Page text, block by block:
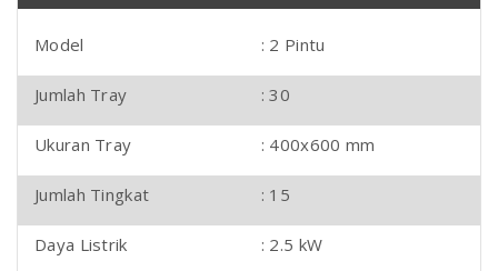
Model : 2 Pintu
Jumlah Tray : 30
Ukuran Tray : 400x600 mm
Jumlah Tingkat : 15
Daya Listrik : 2.5 kW